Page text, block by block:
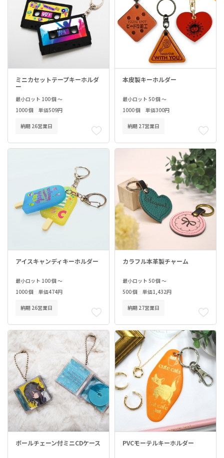
ミニカセットテープキーホルダ
ー
最小ロット 100 個 ～
1000 個 単価509円
納期 26営業日
本皮製キーホルダー
最小ロット 50 個 ～
1000 個 単価300円
納期 27営業日
アイスキャンディキーホルダー
最小ロット 100 個 ～
1000 個 単価474円
納期 26営業日
カラフル本革製チャーム
最小ロット 50 個 ～
500 個 単価1,432円
納期 27営業日
ボールチェーン付ミニCDケース PVCモーテルキーホルダー